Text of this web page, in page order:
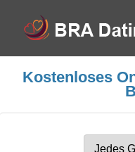
Kostenloses